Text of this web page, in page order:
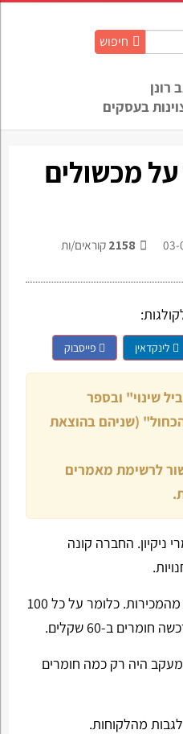
חיפוש
רונן
בעסקים
מכשולים
2158 קוראים/ות
לינקדאין פייסבוק
שינוי" ובספר
(שניהם בהוצאת
לרשימת מאמרים
ניקיון. החברה קונה
עלות החומרים הגיעה ל60% מהמכירות. כלומר על כל 100
ב-60 שקלים.
היה רק כמה חומרים
מהלקוחות.